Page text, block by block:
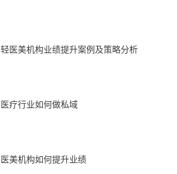
轻医美机构业绩提升案例及策略分析
医疗行业如何做私域
医美机构如何提升业绩